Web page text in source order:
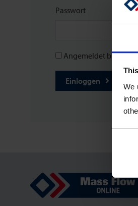
We
Passwort
Angemeldet bleiben
Einloggen
Mass Flow Online